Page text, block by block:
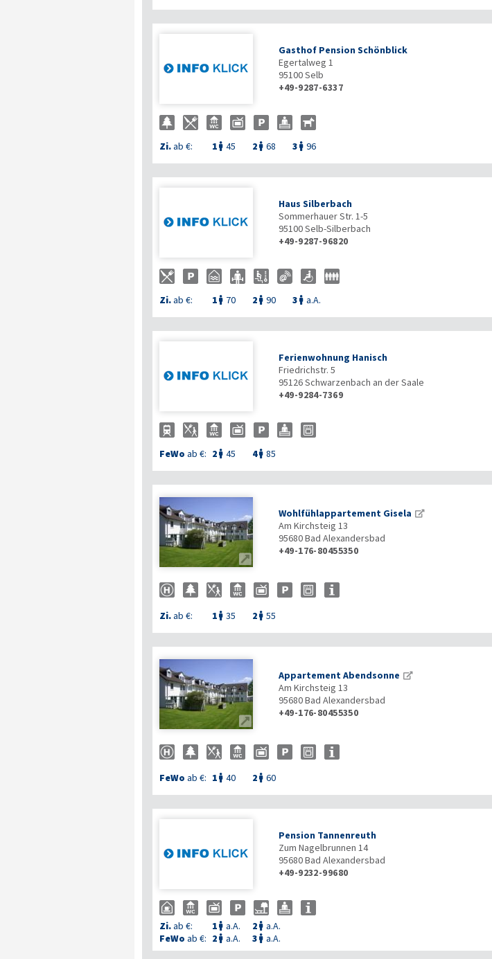
Gasthof Pension Schönblick
Egertalweg 1
95100Selb
+49-9287-6337
Zi.ab €: 1  45 2  68 3  96
Haus Silberbach
Sommerhauer Str. 1-5
95100Selb-Silberbach
+49-9287-96820
Zi.ab €: 1  70 2  90 3  a.A.
Ferienwohnung Hanisch
Friedrichstr. 5
95126Schwarzenbach an der Saale
+49-9284-7369
FeWo ab €: 2  45 4 85

Wohlfühlappartement Gisela
Am Kirchsteig 13
95680Bad Alexandersbad
+49-176-80455350
Zi.ab €: 1  35 2  55

Appartement Abendsonne
Am Kirchsteig 13
95680Bad Alexandersbad
+49-176-80455350
FeWo ab €: 1  40 2  60
Pension Tannenreuth
Zum Nagelbrunnen 14
95680Bad Alexandersbad
+49-9232-99680
Zi.ab €: 1  a.A. 2  a.A.
FeWo ab €: 2  a.A. 3  a.A.